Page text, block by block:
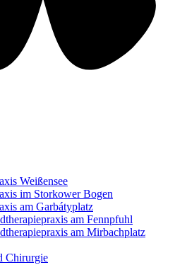
Weißensee
im Storkower Bogen
am Garbátyplatz
am Fennpfuhl
am Mirbachplatz
Chirurgie